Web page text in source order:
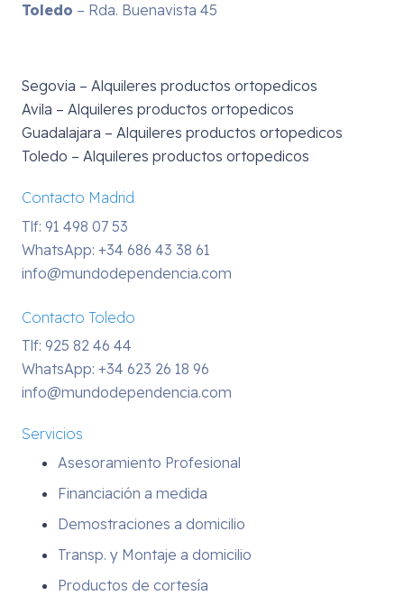
Toledo – Rda. Buenavista 45
Segovia – Alquileres productos ortopedicos
Avila – Alquileres productos ortopedicos
Guadalajara – Alquileres productos ortopedicos
Toledo – Alquileres productos ortopedicos
Contacto Madrid
Tlf: 91 498 07 53
WhatsApp: +34 686 43 38 61
info@mundodependencia.com
Contacto Toledo
Tlf: 925 82 46 44
WhatsApp: +34 623 26 18 96
info@mundodependencia.com
Servicios
Asesoramiento Profesional
Financiación a medida
Demostraciones a domicilio
Transp. y Montaje a domicilio
Productos de cortesía